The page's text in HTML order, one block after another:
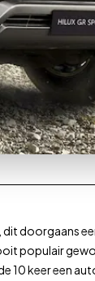
dit doorgaans
populair
10 keer een